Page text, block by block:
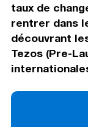
taux de
rentrer dans
découvrant
Tezos (Pre-